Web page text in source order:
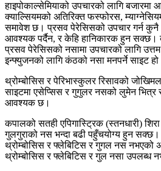
हाइपोकाल्सेमियाको उपचारको लागि
क्याल्सियमको अतिरिक्त फस्फोरस,
समावेश छ। प्रसव पेरेसिसको उपचार गर्न कुनै
आवश्यक पर्दैन, र केहि हानिकारक हुन सक्छ।
प्रसव पेरेसिसको नसामा उपचारको लागि
इन्फ्युजनको लागि कंठको नसा मनपर्ने साइट
थ्रोम्बोसिस र पेरिभास्कुलर रिसावको
साइटमा एसेप्सिस र गुगुलर नसको लुमेन भित्र
आवश्यक छ।
कपालको सतही एपिगास्ट्रिक (स्तनधारी)
गुलगुराको नस भन्दा बढी पहुँचयोग्य हुन सक्छ।
थ्रोम्बोसिस र फ्लेबिटिस र गुगल नस नभएको
थ्रोम्बोसिस र फ्लेबिटिस र गुल नसा उपलब्ध